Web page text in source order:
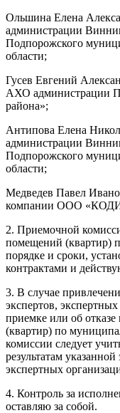
Ольшина Елена
администрации
Подпорожского
области;
Гусев Евгений
АХО администрации
района»;
Антипова Елена
администрации
Подпорожского
области;
Медведев Павел
компании ООО
2. Приемочной
помещений (квартир)
порядке и сроки,
контрактами и
3. В случае
экспертов,
приемке или об
(квартир) по
комиссии следует
результатам
экспертных
4. Контроль за
оставляю за собой.